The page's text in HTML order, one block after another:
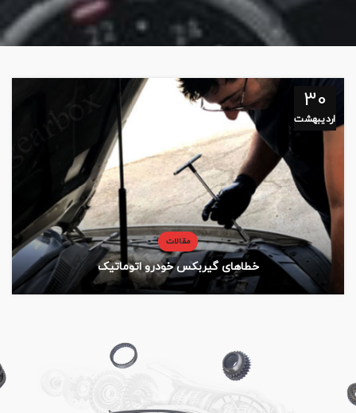
30
اردیبهشت
مقالات
خطاهای گیربکس خودرو اتوماتیک